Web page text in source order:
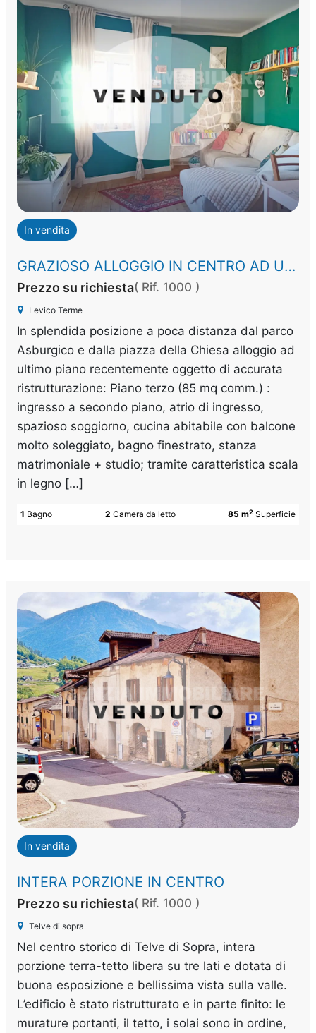
In vendita
GRAZIOSO ALLOGGIO IN CENTRO AD ULTIMO PIANO
Prezzo su richiesta( Rif. 1000 )
Levico Terme
In splendida posizione a poca distanza dal parco
Asburgico e dalla piazza della Chiesa alloggio ad
ultimo piano recentemente oggetto di accurata
ristrutturazione: Piano terzo (85 mq comm.) :
ingresso a secondo piano, atrio di ingresso,
spazioso soggiorno, cucina abitabile con balcone
molto soleggiato, bagno finestrato, stanza
matrimoniale + studio; tramite caratteristica scala
in legno […]
85 m2 Superficie
2 Camera da letto
1 Bagno
In vendita
INTERA PORZIONE IN CENTRO
Prezzo su richiesta( Rif. 1000 )
Telve di sopra
Nel centro storico di Telve di Sopra, intera
porzione terra-tetto libera su tre lati e dotata di
buona esposizione e bellissima vista sulla valle.
L’edificio è stato ristrutturato e in parte finito: le
murature portanti, il tetto, i solai sono in ordine,